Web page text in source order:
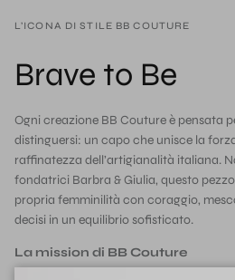
L’ICONA DI STILE BB COUTURE
Brave to Be
Ogni creazione BB Couture è pensata
distinguersi: un capo che unisce la
raffinatezza dell’artigianalità italiana.
fondatrici Barbra & Giulia, questo
propria femminilità con coraggio,
decisi in un equilibrio sofisticato.
La mission di BB Couture